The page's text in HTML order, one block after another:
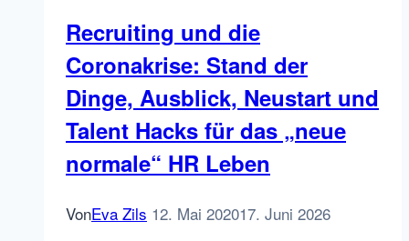
IFTTT
News
Alerts
selbst
erstellen
oder
Newsletter
Recruiting und die
Coronakrise: Stand der
Dinge, Ausblick, Neustart und
Talent Hacks für das „neue
normale“ HR Leben
VonEva Zils 12. Mai 202017. Juni 2026